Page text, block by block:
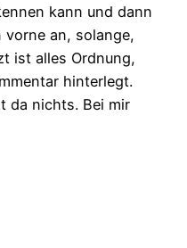
kann und dann
an, solange,
ist alles Ordnung,
hinterlegt.
da nichts. Bei mir